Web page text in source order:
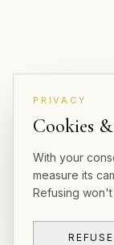
PRIVACY
Cookies
With your
measure its
Refusing